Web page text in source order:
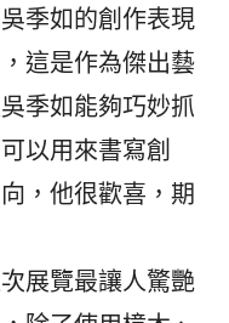
季如的創作表現
這是作為傑出藝
季如能夠巧妙抓
以用來書寫創
，他很歡喜，期
展覽最讓人驚艷